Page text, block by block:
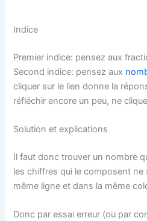
Indice
Premier indice: pensez aux
Second indice: pensez aux
cliquer sur le lien donne la
réfléchir encore un peu, ne
Solution et explications
Il faut donc trouver un nombre
les chiffres qui le composent ne
même ligne et dans la même
Donc par essai erreur (ou par